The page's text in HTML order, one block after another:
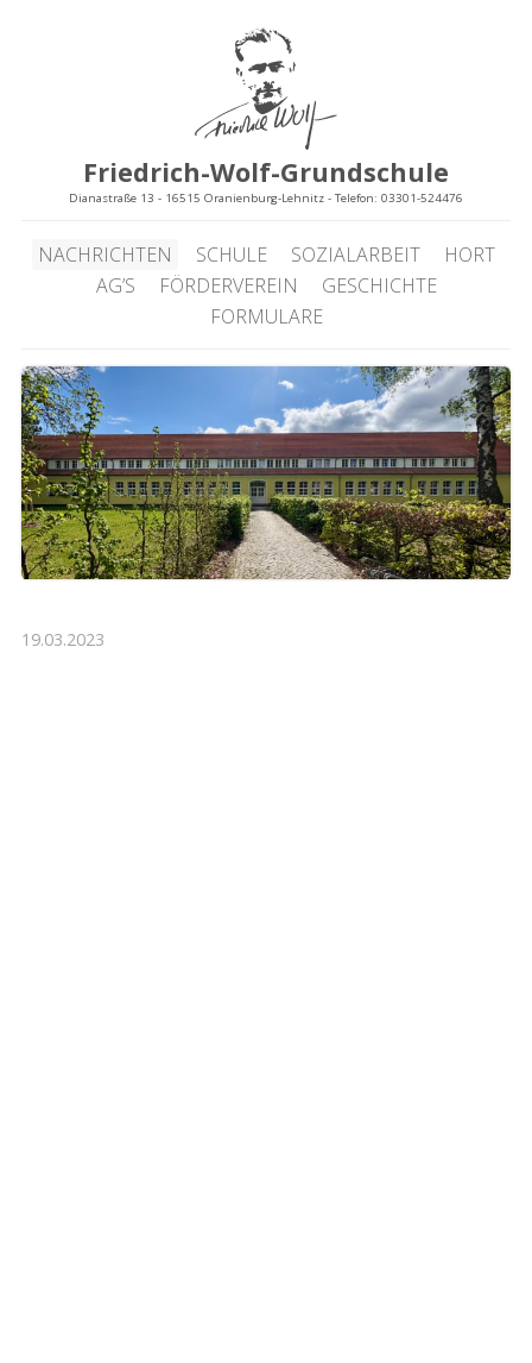
Friedrich-Wolf-Grundschule
Dianastraße 13 - 16515 Oranienburg-Lehnitz - Telefon: 03301-524476
NACHRICHTEN SCHULE SOZIALARBEIT
HORT
AG’S
FÖRDERVEREIN
GESCHICHTE
FORMULARE
19.03.2023